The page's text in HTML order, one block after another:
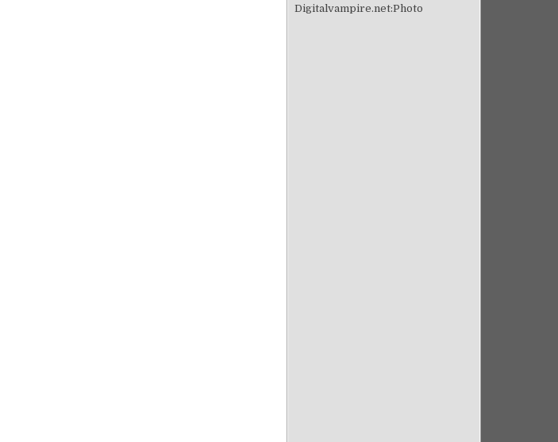
Digitalvampire.net:Photo